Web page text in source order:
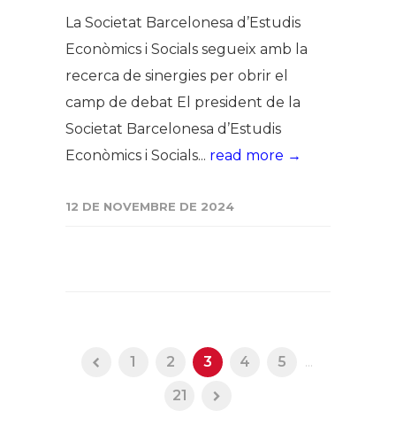
La Societat Barcelonesa d’Estudis
Econòmics i Socials segueix amb la
recerca de sinergies per obrir el
camp de debat El president de la
Societat Barcelonesa d’Estudis
Econòmics i Socials... read more →
12 DE NOVEMBRE DE 2024
1 2 3 4 5
...
21